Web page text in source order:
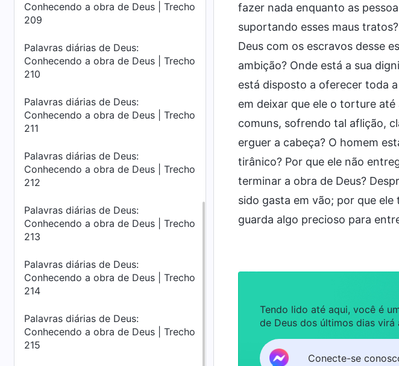
Conhecendo a obra de Deus | Trecho
209
Palavras diárias de Deus:
Conhecendo a obra de Deus | Trecho
210
Palavras diárias de Deus:
Conhecendo a obra de Deus | Trecho
211
Palavras diárias de Deus:
Conhecendo a obra de Deus | Trecho
212
Palavras diárias de Deus:
Conhecendo a obra de Deus | Trecho
213
Palavras diárias de Deus:
Conhecendo a obra de Deus | Trecho
214
Palavras diárias de Deus:
Conhecendo a obra de Deus | Trecho
215
fazer nada enquanto as
suportando esses maus
Deus com os escravos desse
ambição? Onde está a sua
está disposto a oferecer toda
em deixar que ele o torture
comuns, sofrendo tal aflição,
erguer a cabeça? O homem
tirânico? Por que ele não
terminar a obra de Deus?
sido gasta em vão; por que
guarda algo precioso para
Tendo lido até aqui, você é
de Deus dos últimos dias virá
Conecte-se